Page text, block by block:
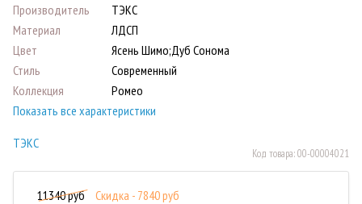
Производитель
ТЭКС
Материал
ЛДСП
Цвет
Ясень Шимо;Дуб Сонома
Стиль
Современный
Коллекция
Ромео
Показать все характеристики
ТЭКС
Код товара:00-00004021
11340 руб Скидка - 7840 руб